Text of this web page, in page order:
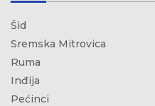
Šid
Sremska Mitrovica
Ruma
Inđija
Pećinci